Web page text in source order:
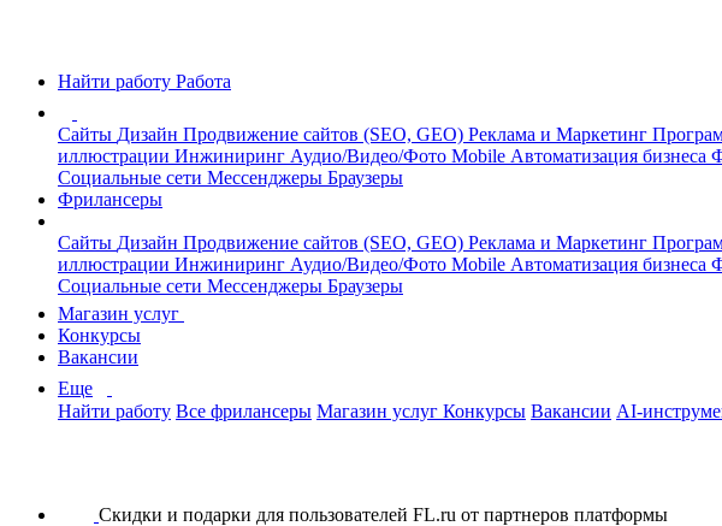
Найти работу Работа
Сайты Дизайн Продвижение сайтов (SEO, GEO) Реклама и Маркетинг
иллюстрации Инжиниринг Аудио/Видео/Фото Mobile Автоматизация бизнеса
Социальные сети Мессенджеры Браузеры
Фрилансеры
Сайты Дизайн Продвижение сайтов (SEO, GEO) Реклама и Маркетинг
иллюстрации Инжиниринг Аудио/Видео/Фото Mobile Автоматизация бизнеса
Социальные сети Мессенджеры Браузеры
Магазин услуг
Конкурсы
Вакансии
Еще
Найти работу Все фрилансеры Магазин услуг Конкурсы Вакансии AI-
Скидки и подарки для пользователей FL.ru от партнеров платформы